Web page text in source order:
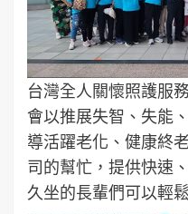
台灣全人關懷照護服
會以推展失智、失能
導活躍老化、健康終
司的幫忙，提供快速
久坐的長輩們可以輕